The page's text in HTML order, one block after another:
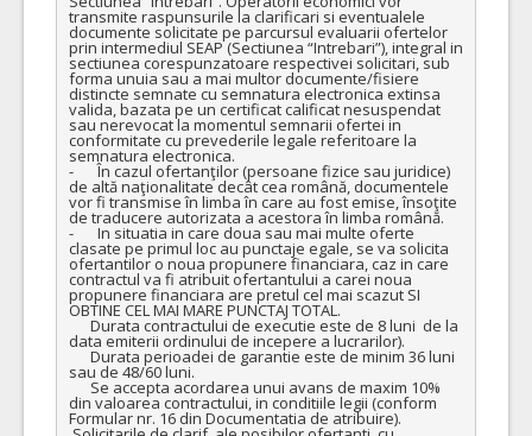
transmite raspunsurile la clarificari si eventualele
documente solicitate pe parcursul evaluarii ofertelor
prin intermediul SEAP (Sectiunea “Intrebari”), integral in
sectiunea corespunzatoare respectivei solicitari, sub
forma unuia sau a mai multor documente/fisiere
distincte semnate cu semnatura electronica extinsa
valida, bazata pe un certificat calificat nesuspendat
sau nerevocat la momentul semnarii ofertei in
conformitate cu prevederile legale referitoare la
semnatura electronica.
-	În cazul ofertanţilor (persoane fizice sau juridice)
de altă naţionalitate decât cea română, documentele
vor fi transmise în limba în care au fost emise, însoţite
de traducere autorizata a acestora în limba română.
-	In situatia in care doua sau mai multe oferte
clasate pe primul loc au punctaje egale, se va solicita
ofertantilor o noua propunere financiara, caz in care
contractul va fi atribuit ofertantului a carei noua
propunere financiara are pretul cel mai scazut SI
OBTINE CEL MAI MARE PUNCTAJ TOTAL.
data emiterii ordinului de incepere a lucrarilor).
sau de 48/60 luni.
din valoarea contractului, in conditiile legii (conform
Formular nr. 16 din Documentatia de atribuire).